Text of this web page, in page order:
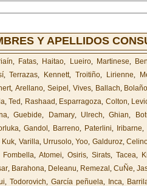
Y APELLIDOS
, Fatas, Haitao, Lueiro, Martinese,
,Terrazas, Kennett,Troitiño, Lirienne,
, Arellano, Seipel , Vives, Ballach,
,Ted, Rashaad, Esparragoza, Colton,
,Guebide, Damary, Ulrech,Ghian,
, Gandol , Barreno, Paterlini, Iribarne,
Kuk, Varilla, Urrusolo,Yoo, Galduroz,
Fombella,Atomei,Osiris,Sirats, Tacea,
, Barahona, Deleanu, Remezal , CuÑe,
, Todorovich, García peñuela, Inca,